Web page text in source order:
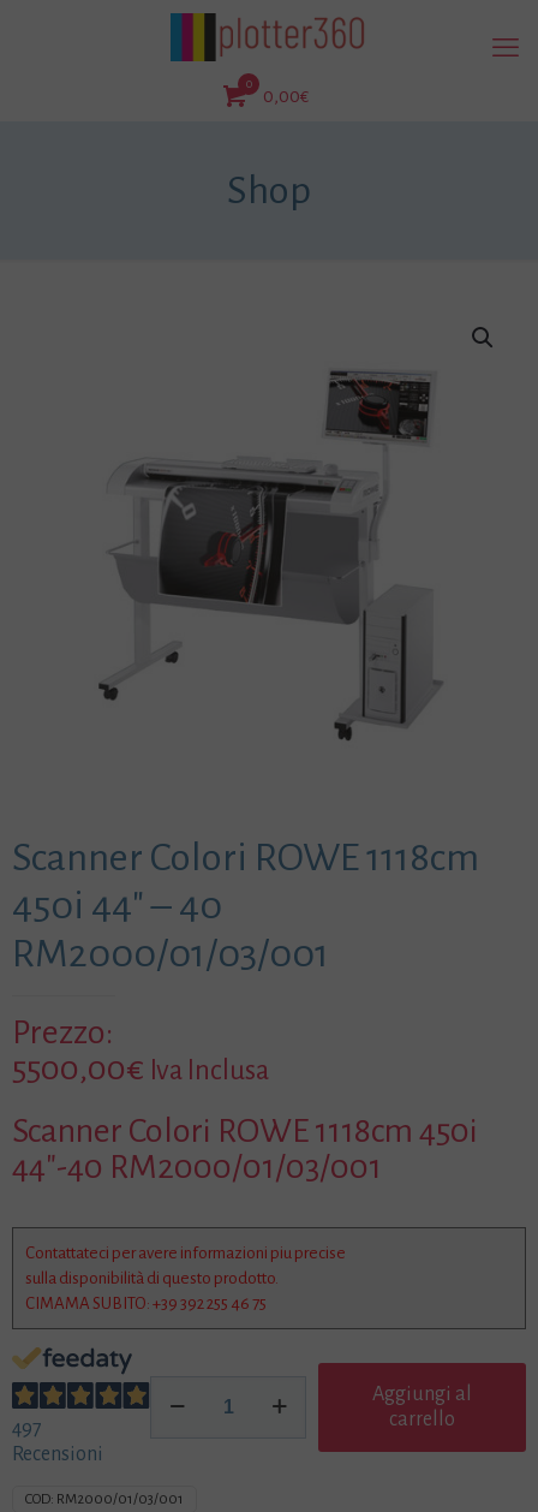
0
0,00€
Shop
Scanner Colori ROWE 1118cm
450i 44″ – 40
RM2000/01/03/001
Prezzo:
5500,00€ Iva Inclusa
Scanner Colori ROWE 1118cm 450i
44″-40 RM2000/01/03/001
Contattateci per avere informazioni piu precise
sulla disponibilità di questo prodotto.
CIMAMA SUBITO: +39 392 255 46 75
497
Recensioni
Colori
450i
Aggiungi al
carrello
COD: RM2000/01/03/001